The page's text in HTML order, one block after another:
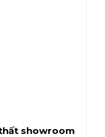
showroom